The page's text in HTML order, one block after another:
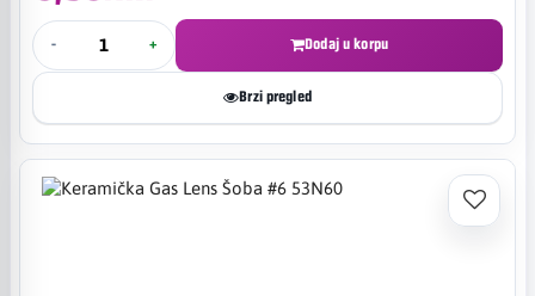
- + Dodaj u korpu
Brzi pregled